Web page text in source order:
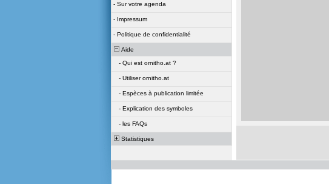
- Sur votre agenda
- Impressum
- Politique de confidentialité
Aide
- Qui est ornitho.at ?
- Utiliser ornitho.at
- Espèces à publication limitée
- Explication des symboles
- les FAQs
Statistiques